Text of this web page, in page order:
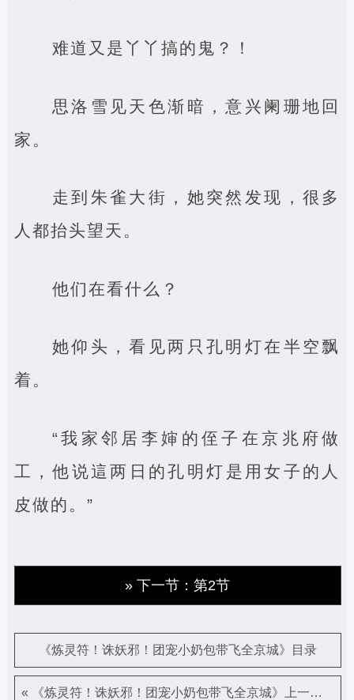
难道又是丫丫搞的鬼？！
思洛雪见天色渐暗，意兴阑珊地回
家。
走到朱雀大街，她突然发现，很多
人都抬头望天。
他们在看什么？
她仰头，看见两只孔明灯在半空飘
着。
“我家邻居李婶的侄子在京兆府做
工，他说這两日的孔明灯是用女子的人
皮做的。”
» 下一节：第2节
《炼灵符！诛妖邪！团宠小奶包带飞全京城》目录
« 《炼灵符！诛妖邪！团宠小奶包带飞全京城》上一章（42）